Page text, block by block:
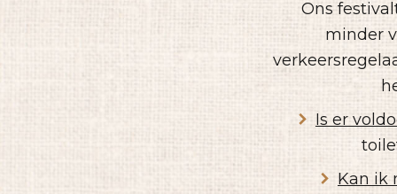
Ons
minder
Is er
Kan ik